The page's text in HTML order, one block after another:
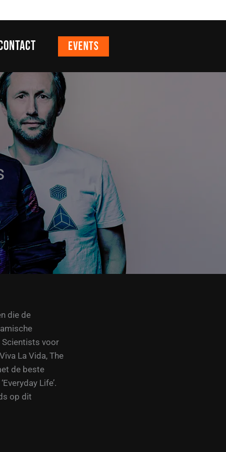
EVENTS
die de
voor
La Vida, The
de beste
Life’.
op dit